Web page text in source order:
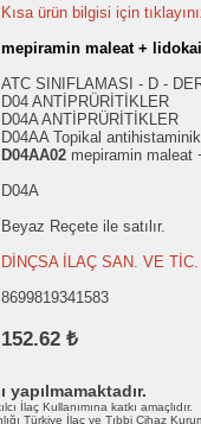
Kısa ürün bilgisi için
mepiramin maleat +
ATC SINIFLAMASI - D -
D04 ANTİPRÜRİTİKLER
D04A ANTİPRÜRİTİKLER
D04AA Topikal
D04AA02 mepiramin maleat
D04A
Beyaz Reçete ile satılır.
DİNÇSA İLAÇ SAN. VE
8699819341583
152.62 ₺
yapılmamaktadır.
İlaç Kullanımına katkı amaçlıdır.
Türkiye İlaç ve Tıbbi Cihaz